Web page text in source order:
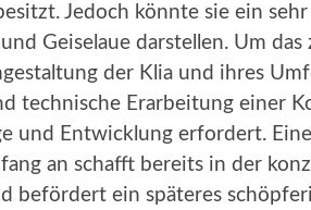
Jedoch könnte sie ein
Geiselaue darstellen. Um
der Klia und ihres
technische Erarbeitung einer
und Entwicklung erfordert.
an schafft bereits in der
befördert ein späteres